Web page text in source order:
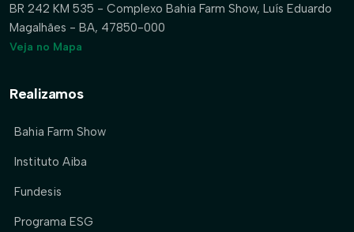
BR 242 KM 535 - Complexo Bahia Farm Show, Luís Eduardo
Magalhães - BA, 47850-000
Veja no Mapa
Realizamos
Bahia Farm Show
Instituto Aiba
Fundesis
Programa ESG